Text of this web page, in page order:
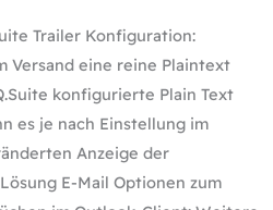
Trailer Konfiguration:
Versand eine reine Plaintext
konfigurierte Plain Text
es je nach Einstellung im
Anzeige der
E-Mail Optionen zum